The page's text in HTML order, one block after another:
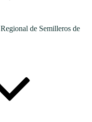
de Semilleros de